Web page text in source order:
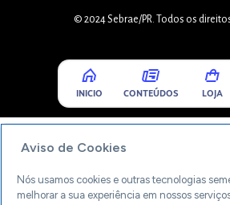
© 2024 Sebrae/PR. Todos os
INICIO CONTEÚDOS LOJA
Aviso de Cookies
Nós usamos cookies e outras tecnologias
melhorar a sua experiência em nossos